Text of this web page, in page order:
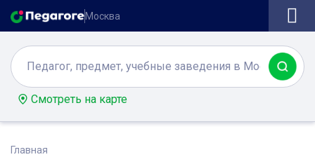
Москва
Смотреть на карте
Главная